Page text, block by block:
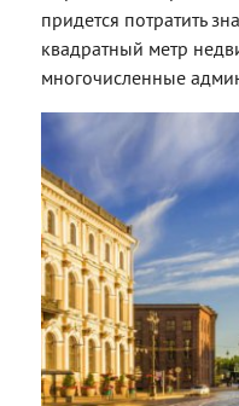
придется потратить
квадратный метр
многочисленные